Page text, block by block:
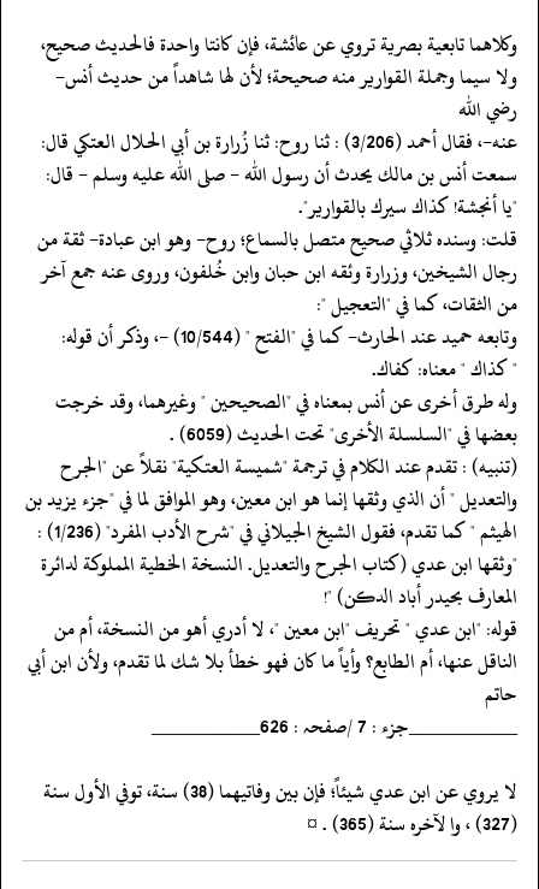
‏‏‏‏وكلاهما تابعية بصرية تروي عن عائشة، فإن كانتا واحدة فالحديث صحيح،
ولا سيما وجملة القوارير منه صحيحة؛ لأن لها شاهداً من حديث أنس-
رضي الله
‏‏‏‏عنه-، فقال أحمد (3/206) : ثنا روح: ثنا زُرارة بن أبي الحلال العتكي قال:
سمعت أنس بن مالك يحدث أن رسول الله - صلى الله عليه وسلم - قال:
‏‏‏‏"يا أنجشة! كذاك سيرك بالقوارير".
‏‏‏‏قلت: وسنده ثلاثي صحيح متصل بالسماع؛ روح- وهو ابن عبادة- ثقة من
رجال الشيخين، وزرارة وئقه ابن حبان وابن خُلفون، وروى عنه جمع آخر
من الثقات، كما في "التعجيل ":
‏‏‏‏وتابعه حميد عند الحارث- كما في "الفتح " (10/544) -، وذكر أن قوله:
‏‏‏‏" كذاك " معناه: كفاك.
‏‏‏‏وله طرق أخرى عن أنس بمعناه في "الصحيحين " وغيرهما، وقد خرجت
بعضها في "السلسلة الأخرى" تحت الحديث (6059) .
‏‏‏‏(تنبيه) : تقدم عند الكلام في ترجمة "شميسة العتكية" نقلاً عن "الجرح
والتعديل " أن الذي وثقها إنما هو ابن معين، وهو الموافق لما في "جزء يزيد بن
الهيثم " كما تقدم، فقول الشيخ الجيلاني في "شرح الأدب المفرد" (1/236) :
"وثقها ابن عدي (كتاب الجرح والتعديل. النسخة الخطية المملوكة لدائرة
المعارف بحيدر أباد الدكن) "!
‏‏‏‏قوله: "ابن عدي " تحريف "ابن معين "، لا أدري أهو من النسخة، أم من
الناقل عنها، أم الطابع؟ وأياً ما كان فهو خطأ بلا شك لما تقدم، ولأن ابن أبي
حاتم
‏‏‏‏__________جزء : 7 /صفحہ : 626__________
‏‏‏‏لا يروي عن ابن عدي شيئاً؛ فإن بين وفاتيهما (38) سنة، توفي الأول سنة
(327) ، وا لآخره سنة (365) . ¤